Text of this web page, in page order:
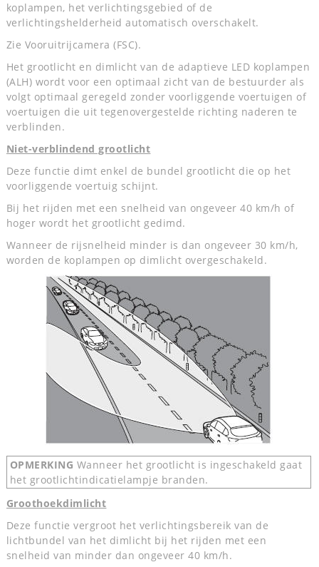
koplampen, het verlichtingsgebied of de
verlichtingshelderheid automatisch overschakelt.
Zie Vooruitrijcamera (FSC).
Het grootlicht en dimlicht van de adaptieve LED koplampen
(ALH) wordt voor een optimaal zicht van de bestuurder als
volgt optimaal geregeld zonder voorliggende voertuigen of
voertuigen die uit tegenovergestelde richting naderen te
verblinden.
Niet-verblindend grootlicht
Deze functie dimt enkel de bundel grootlicht die op het
voorliggende voertuig schijnt.
Bij het rijden met een snelheid van ongeveer 40 km/h of
hoger wordt het grootlicht gedimd.
Wanneer de rijsnelheid minder is dan ongeveer 30 km/h,
worden de koplampen op dimlicht overgeschakeld.
OPMERKING Wanneer het grootlicht is ingeschakeld gaat
het grootlichtindicatielampje branden.
Groothoekdimlicht
Deze functie vergroot het verlichtingsbereik van de
lichtbundel van het dimlicht bij het rijden met een
snelheid van minder dan ongeveer 40 km/h.